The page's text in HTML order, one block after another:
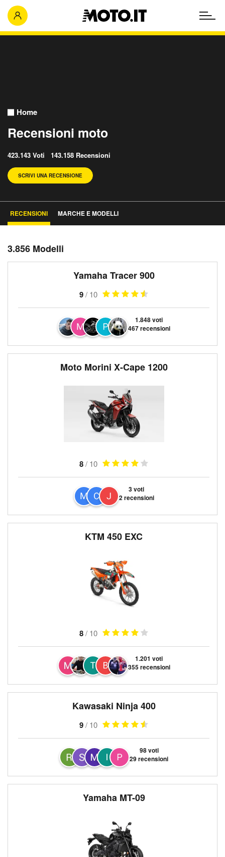
Home
Recensioni moto
423.143 Voti 143.158 Recensioni
SCRIVI UNA RECENSIONE
RECENSIONI MARCHE E MODELLI
3.856 Modelli
Yamaha Tracer 900
9/ 10
1.848 voti
467 recensioni
Moto Morini X-Cape 1200
8/ 10
3 voti
2 recensioni
KTM 450 EXC
8/ 10
1.201 voti
355 recensioni
Kawasaki Ninja 400
9/ 10
98 voti
29 recensioni
Yamaha MT-09